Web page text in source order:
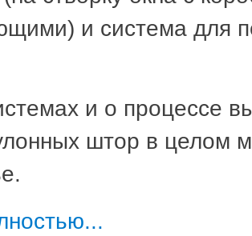
и система для
и о процессе
штор в целом